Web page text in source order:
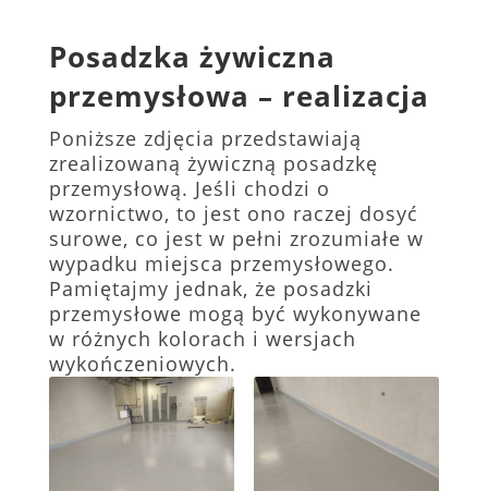
Posadzka żywiczna
przemysłowa – realizacja
Poniższe zdjęcia przedstawiają
zrealizowaną żywiczną posadzkę
przemysłową. Jeśli chodzi o
wzornictwo, to jest ono raczej dosyć
surowe, co jest w pełni zrozumiałe w
wypadku miejsca przemysłowego.
Pamiętajmy jednak, że posadzki
przemysłowe mogą być wykonywane
w różnych kolorach i wersjach
wykończeniowych.